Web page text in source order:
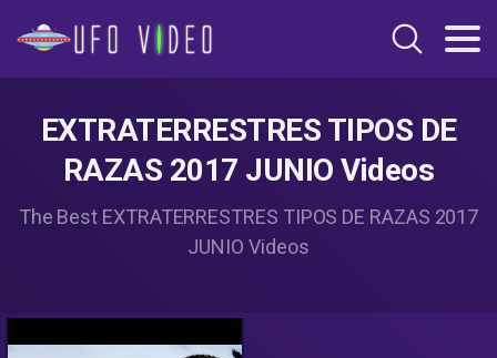
EXTRATERRESTRES TIPOS DE
RAZAS 2017 JUNIO Videos
The Best EXTRATERRESTRES TIPOS DE RAZAS 2017
JUNIO Videos